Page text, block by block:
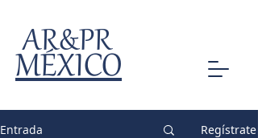
MÉXICO
AR&PR
Entrada Regístrate